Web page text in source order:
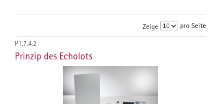
Zeige pro Seite
P1.7.4.2
Prinzip des Echolots